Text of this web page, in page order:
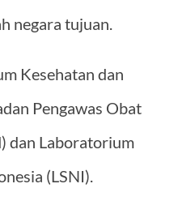
negara tujuan.
Kesehatan dan
Pengawas Obat
dan Laboratorium
(LSNI).